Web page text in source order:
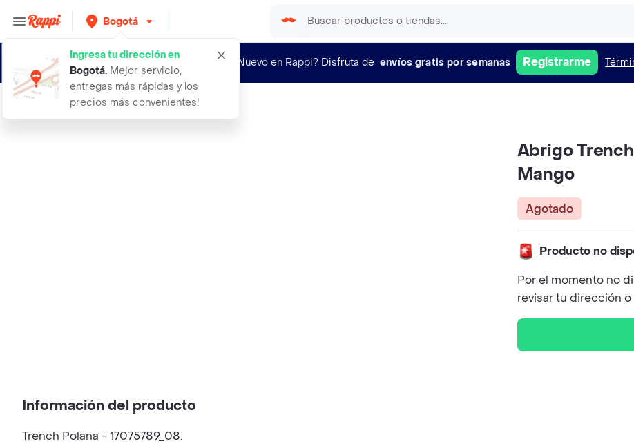
Bogotá
Ingresa tu dirección en
Bogotá. Mejor servicio,
entregas más rápidas y los
precios más convenientes!
¿Nuevo en Rappi? Disfruta de envíos gratis por semanas Registrarme
abrigo trench polana beige talla s
Abrigo
Mango
Agotado
Producto no
Por el momento no
revisar tu dirección
Información del producto
Trench Polana - 17075789_08.